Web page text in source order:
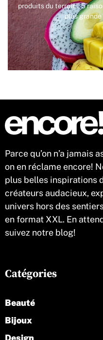
produits du terroir... 5
plus
Parce qu’on n’a jamais
on en réclame encore!
plus belles inspirations
créateurs audacieux,
univers hors des
en format XXL. En
suivez notre blog!
Catégories
Beauté
Bijoux
Design